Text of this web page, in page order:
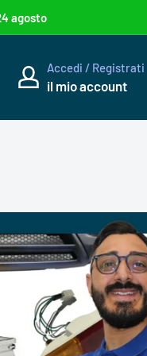
agosto
Accedi / Registrati
il mio account